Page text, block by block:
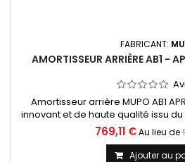
FABRICANT:
AMORTISSEUR ARRIÈRE AB1 -
Amortisseur arrière MUPO AB1
innovant et de haute qualité issu
Mupo, dans le but de fournir un
conçu et construit avec les
disponibles à ce
769,11 € Au lieu de
Ajouter au